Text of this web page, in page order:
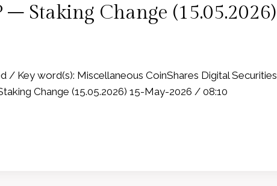
– Staking Change (15.05.2026)
/ Key word(s): Miscellaneous CoinShares Digital Securities
Change (15.05.2026) 15-May-2026 / 08:10